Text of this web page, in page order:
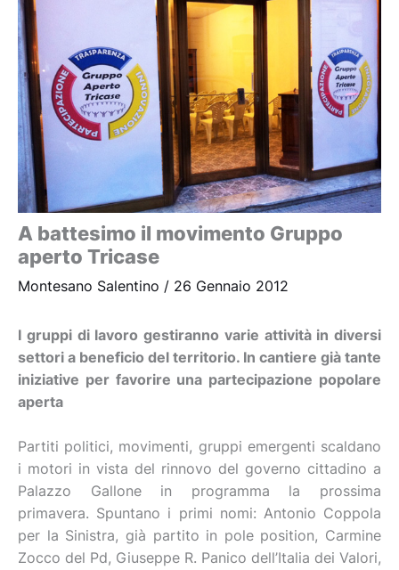
A battesimo il movimento Gruppo
aperto Tricase
Montesano Salentino / 26 Gennaio 2012
I gruppi di lavoro gestiranno varie attività in diversi
settori a beneficio del territorio. In cantiere già tante
iniziative per favorire una partecipazione popolare
aperta
Partiti politici, movimenti, gruppi emergenti scaldano
i motori in vista del rinnovo del governo cittadino a
Palazzo Gallone in programma la prossima
primavera. Spuntano i primi nomi: Antonio Coppola
per la Sinistra, già partito in pole position, Carmine
Zocco del Pd, Giuseppe R. Panico dell’Italia dei Valori,